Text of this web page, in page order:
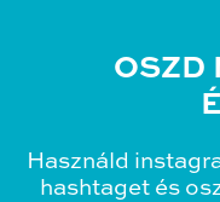
OSZD
Használd
hashtaget és